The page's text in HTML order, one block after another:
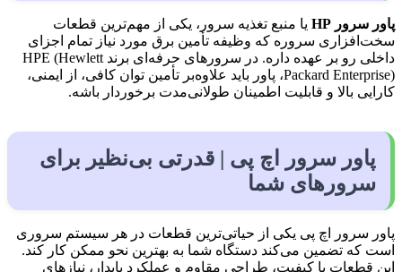
پاور سرور HP
یا منبع تغذیه سرور، یکی از مهم‌ترین قطعات
سخت‌افزاری سروره که وظیفه تأمین برق مورد نیاز تمام اجزای
داخلی رو بر عهده داره. در سرورهای حرفه‌ای برند HPE (Hewlett
Packard Enterprise)، پاور باید علاوه‌بر تأمین توان کافی، از ایمنی،
کارایی بالا و قابلیت اطمینان طولانی‌مدت برخوردار باشه.
پاور سرور اچ پی | قدرتی بی‌نظیر برای
سرورهای شما
پاور سرور اچ پی یکی از حیاتی‌ترین قطعات در هر سیستم سروری
است که تضمین می‌کند دستگاه شما به بهترین نحو ممکن کار کند.
این قطعات با کیفیت، طراحی مقاوم و عملکرد پایدار، نیازهای